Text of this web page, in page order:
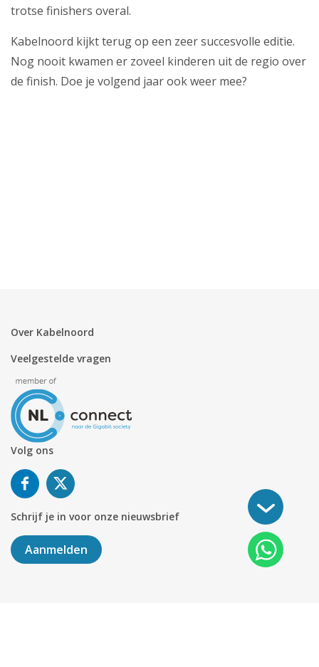
trotse finishers overal.
Kabelnoord kijkt terug op een zeer succesvolle editie.
Nog nooit kwamen er zoveel kinderen uit de regio over
de finish. Doe je volgend jaar ook weer mee?
Over Kabelnoord
Veelgestelde vragen
Volg ons
Schrijf je in voor onze nieuwsbrief
Aanmelden